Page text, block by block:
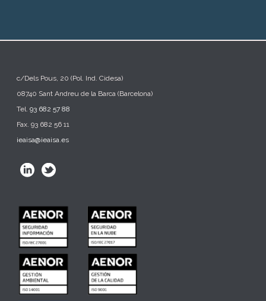
c/Dels Pous, 20 (Pol. Ind. Cidesa)
08740 Sant Andreu de la Barca (Barcelona)
Tel.93 682 57 88
Fax. 93 682 56 11
ieaisa@ieaisa.es